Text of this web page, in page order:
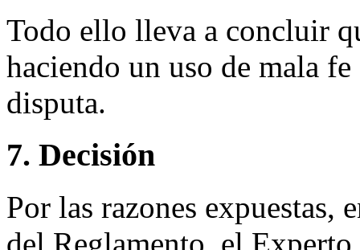
Todo ello lleva a concluir
haciendo un uso de mala
disputa.
7. Decisión
Por las razones
del Reglamento, el